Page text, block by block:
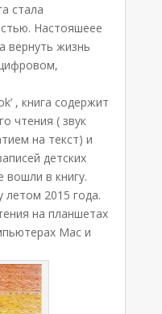
стала
Настояшеее
вернуть жизнь
, книга содержит
чтения ( звук
на текст) и
детских
вошли в книгу.
летом 2015 года.
на планшетах
Mac и